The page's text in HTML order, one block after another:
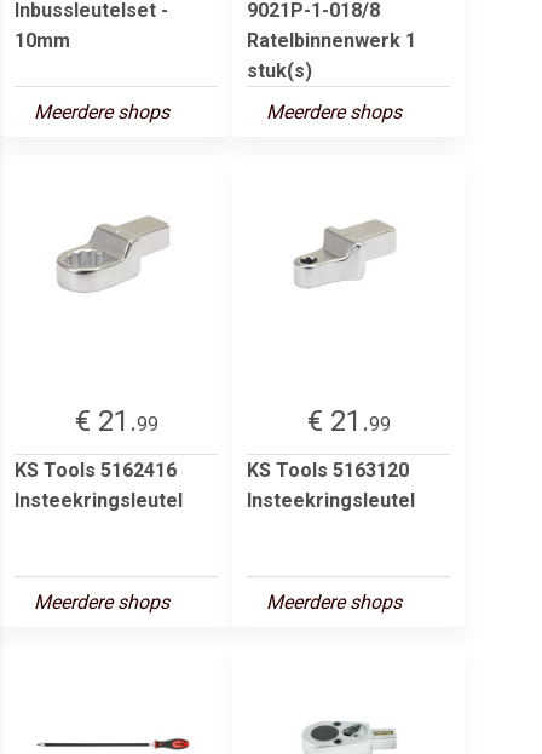
Inbussleutelset -
10mm
Meerdere shops
9021P-1-018/8
Ratelbinnenwerk 1
stuk(s)
Meerdere shops
€ 21.99
KS Tools 5162416
Insteekringsleutel
Meerdere shops
€ 21.99
KS Tools 5163120
Insteekringsleutel
Meerdere shops